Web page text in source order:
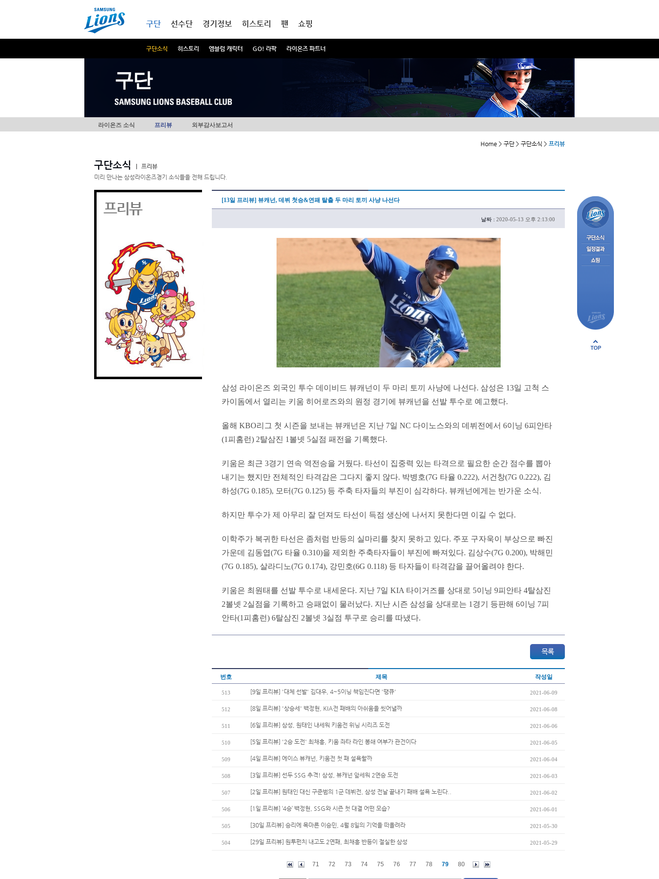
구단
구단소식 히스토리 엠블럼 캐릭터 GO! 라팍 라이온즈 파트너
선수단 경기정보 히스토리 팬 쇼핑
구단
라이온즈 소식 프리뷰 외부감사보고서
Home > 구단 > 구단소식 > 프리뷰
구단소식
프리뷰
미리 만나는 삼성라이온즈경기 소식들을 전해 드립니다.
프리뷰 [13일 프리뷰] 뷰캐넌, 데뷔 첫승&연패 탈출 두 마리 토끼 사냥 나선다
날짜 : 2020-05-13 오후 2:13:00
삼성 라이온즈 외국인 투수 데이비드 뷰캐넌이 두 마리 토끼 사냥에 나선다. 삼성은 13일 고척 스
카이돔에서 열리는 키움 히어로즈와의 원정 경기에 뷰캐넌을 선발 투수로 예고했다.
올해 KBO리그 첫 시즌을 보내는 뷰캐넌은 지난 7일 NC 다이노스와의 데뷔전에서 6이닝 6피안타
(1피홈런) 2탈삼진 1볼넷 5실점 패전을 기록했다.
키움은 최근 3경기 연속 역전승을 거뒀다. 타선이 집중력 있는 타격으로 필요한 순간 점수를 뽑아
내기는 했지만 전체적인 타격감은 그다지 좋지 않다. 박병호(7G 타율 0.222), 서건창(7G 0.222), 김
하성(7G 0.185), 모터(7G 0.125) 등 주축 타자들의 부진이 심각하다. 뷰캐넌에게는 반가운 소식.
하지만 투수가 제 아무리 잘 던져도 타선이 득점 생산에 나서지 못한다면 이길 수 없다.
이학주가 복귀한 타선은 좀처럼 반등의 실마리를 찾지 못하고 있다. 주포 구자욱이 부상으로 빠진
가운데 김동엽(7G 타율 0.310)을 제외한 주축타자들이 부진에 빠져있다. 김상수(7G 0.200), 박해민
(7G 0.185), 살라디노(7G 0.174), 강민호(6G 0.118) 등 타자들이 타격감을 끌어올려야 한다.
키움은 최원태를 선발 투수로 내세운다. 지난 7일 KIA 타이거즈를 상대로 5이닝 9피안타 4탈삼진
2볼넷 2실점을 기록하고 승패없이 물러났다. 지난 시즌 삼성을 상대로는 1경기 등판해 6이닝 7피
안타(1피홈런) 6탈삼진 2볼넷 3실점 투구로 승리를 따냈다.
번호 제목 작성일
513 [9일 프리뷰] '대체 선발' 김대우, 4~5이닝 책임진다면 '땡큐' 2021-06-09
512 [8일 프리뷰] '상승세' 백정현, KIA전 패배의 아쉬움을 씻어낼까 2021-06-08
511 [6일 프리뷰] 삼성, 원태인 내세워 키움전 위닝 시리즈 도전 2021-06-06
510 [5일 프리뷰] '2승 도전' 최채흥, 키움 좌타 라인 봉쇄 여부가 관건이다 2021-06-05
509 [4일 프리뷰] 에이스 뷰캐넌, 키움전 첫 패 설욕할까 2021-06-04
508 [3일 프리뷰] 선두 SSG 추격! 삼성, 뷰캐넌 앞세워 2연승 도전 2021-06-03
507 [2일 프리뷰] 원태인 대신 구준범의 1군 데뷔전, 삼성 전날 끝내기 패배 설욕 노린다.. 2021-06-02
506 [1일 프리뷰] ‘4승’ 백정현, SSG와 시즌 첫 대결 어떤 모습? 2021-06-01
505 [30일 프리뷰] 승리에 목마른 이승민, 4월 8일의 기억을 떠올려라 2021-05-30
504 [29일 프리뷰] 원투펀치 내고도 2연패, 최채흥 반등이 절실한 삼성 2021-05-29
71 72 73 74 75 76 77 78 79 80